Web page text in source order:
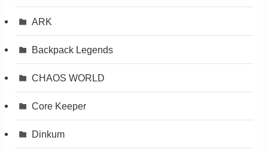
ARK
Backpack Legends
CHAOS WORLD
Core Keeper
Dinkum